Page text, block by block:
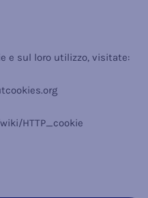
e sul loro utilizzo, visitate:
HTTP_cookie